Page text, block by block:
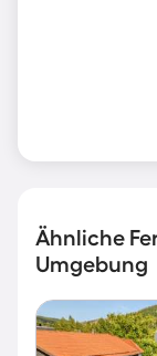
Ähnliche
Umgebung